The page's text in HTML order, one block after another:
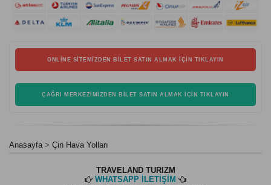
ONLINE SITEMIZDEN BILET SATIN ALMAK İÇIN TIKLAYIN
ÇAĞRI MERKEZIMIZDEN BILET SATIN ALMAK İÇIN TIKLAYIN
Anasayfa Çin Hava Yolları
TRAVELAND TURIZM
WHATSAPP İLETİŞİM